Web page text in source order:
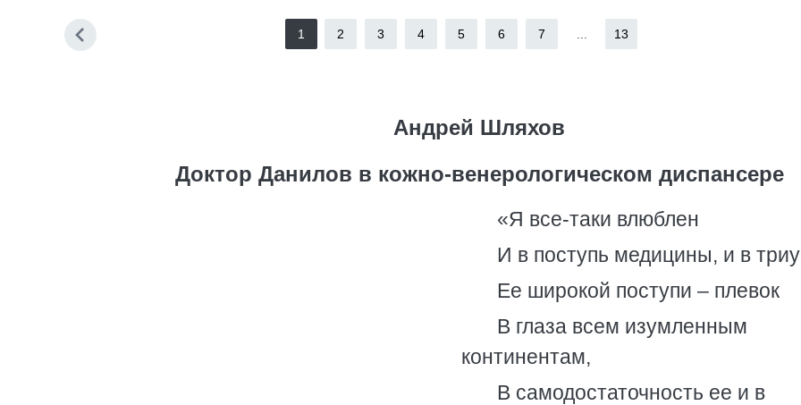
1 2 3 4 5 6 7 13
Андрей Шляхов
Доктор Данилов в кожно-венерологическом диспансере
«Я все-таки влюблен
И в поступь медицины, и в
Ее широкой поступи – плевок
В глаза всем изумленным
континентам,
В самодостаточность ее и в